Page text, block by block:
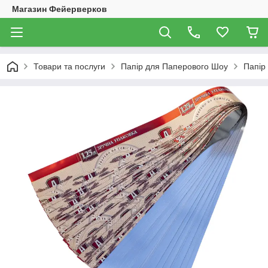
Магазин Фейерверков
Товари та послуги Папір для Паперового Шоу Папір